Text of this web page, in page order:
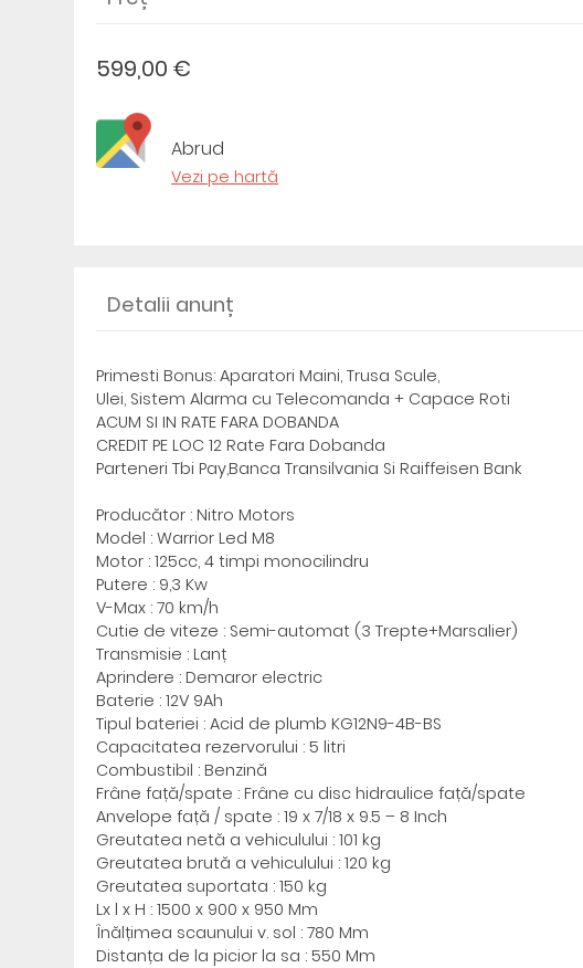
599,00 €
Abrud
Vezi pe hartă
Detalii anunț
Primesti Bonus: Aparatori Maini, Trusa Scule,
Ulei, Sistem Alarma cu Telecomanda + Capace Roti
ACUM SI IN RATE FARA DOBANDA
CREDIT PE LOC 12 Rate Fara Dobanda
Parteneri Tbi Pay,Banca Transilvania Si Raiffeisen Bank
Producător : Nitro Motors
Model : Warrior Led M8
Motor : 125cc, 4 timpi monocilindru
Putere : 9,3 Kw
V-Max : 70 km/h
Cutie de viteze : Semi-automat (3 Trepte+Marsalier)
Transmisie : Lanț
Aprindere : Demaror electric
Baterie : 12V 9Ah
Tipul bateriei : Acid de plumb KG12N9-4B-BS
Capacitatea rezervorului : 5 litri
Combustibil : Benzină
Frâne față/spate : Frâne cu disc hidraulice față/spate
Anvelope față / spate : 19 x 7/18 x 9.5 – 8 Inch
Greutatea netă a vehiculului : 101 kg
Greutatea brută a vehiculului : 120 kg
Greutatea suportata : 150 kg
Lx l x H : 1500 x 900 x 950 Mm
Înălțimea scaunului v. sol : 780 Mm
Distanța de la picior la sa : 550 Mm